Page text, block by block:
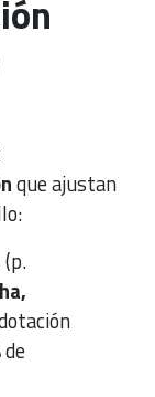
que ajustan
(p.
de